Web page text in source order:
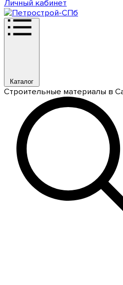
Личный кабинет
Каталог
Строительные материалы в